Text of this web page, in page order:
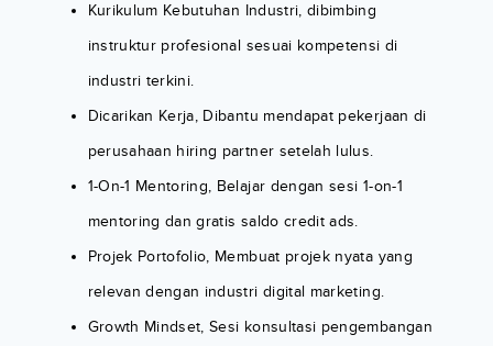
Kurikulum Kebutuhan Industri, dibimbing
instruktur profesional sesuai kompetensi di
industri terkini.
Dicarikan Kerja, Dibantu mendapat pekerjaan di
perusahaan hiring partner setelah lulus.
1-On-1 Mentoring, Belajar dengan sesi 1-on-1
mentoring dan gratis saldo credit ads.
Projek Portofolio, Membuat projek nyata yang
relevan dengan industri digital marketing.
Growth Mindset, Sesi konsultasi pengembangan